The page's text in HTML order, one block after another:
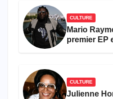
CULTURE
Mario
premier EP
CULTURE
Julienne